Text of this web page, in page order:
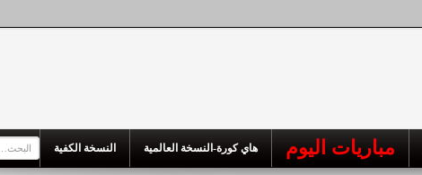
مباريات اليوم هاي كورة-النسخة العالمية النسخة الكفية